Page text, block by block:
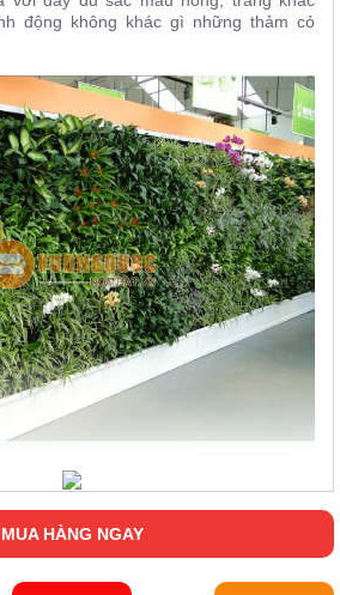
động không khác gì những thảm cỏ
MUA HÀNG NGAY